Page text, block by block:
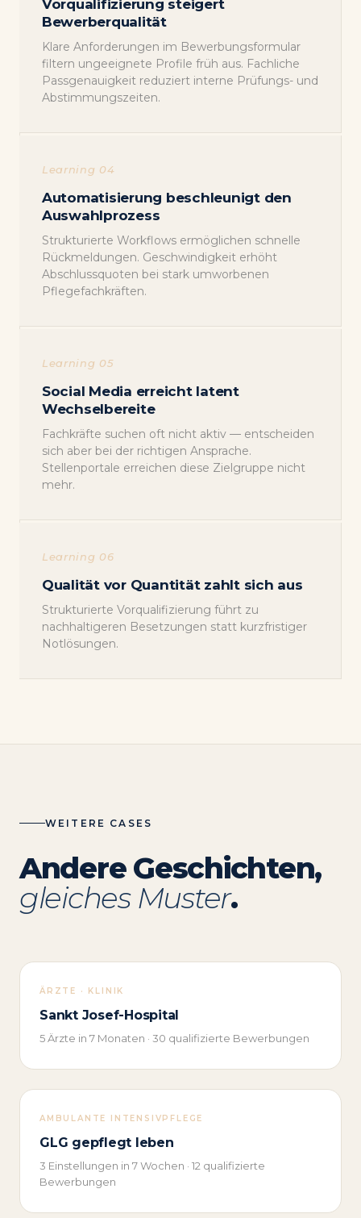
Vorqualifizierung steigert
Bewerberqualität
Klare Anforderungen im Bewerbungsformular
filtern ungeeignete Profile früh aus. Fachliche
Passgenauigkeit reduziert interne Prüfungs- und
Abstimmungszeiten.
Learning 04
Automatisierung beschleunigt den
Auswahlprozess
Strukturierte Workflows ermöglichen schnelle
Rückmeldungen. Geschwindigkeit erhöht
Abschlussquoten bei stark umworbenen
Pflegefachkräften.
Learning 05
Social Media erreicht latent
Wechselbereite
Fachkräfte suchen oft nicht aktiv — entscheiden
sich aber bei der richtigen Ansprache.
Stellenportale erreichen diese Zielgruppe nicht
mehr.
Learning 06
Qualität vor Quantität zahlt sich aus
Strukturierte Vorqualifizierung führt zu
nachhaltigeren Besetzungen statt kurzfristiger
Notlösungen.
WEITERE CASES
Andere Geschichten,
gleiches Muster.
ÄRZTE · KLINIK
Sankt Josef-Hospital
5 Ärzte in 7 Monaten · 30 qualifizierte Bewerbungen
AMBULANTE INTENSIVPFLEGE
GLG gepflegt leben
3 Einstellungen in 7 Wochen · 12 qualifizierte
Bewerbungen